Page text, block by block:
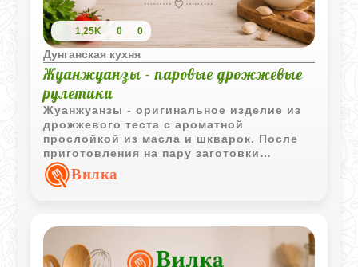
1,25K 0 0
Дунганская кухня
Жуанжуанзы - паровые дрожжевые
рулетики
Жуанжуанзы - оригинальное изделие из
дрожжевого теста с ароматной
прослойкой из масла и шкварок. После
приготовления на пару заготовки
приобретают форму раскрывшегося
цветка и сохраняют мягкую воздушную
Вилка